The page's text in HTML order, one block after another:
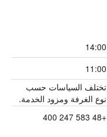
14:00
11:00
تختلف السياسات حسب
نوع الغرفة ومزود الخدمة.
+48 583 247 400